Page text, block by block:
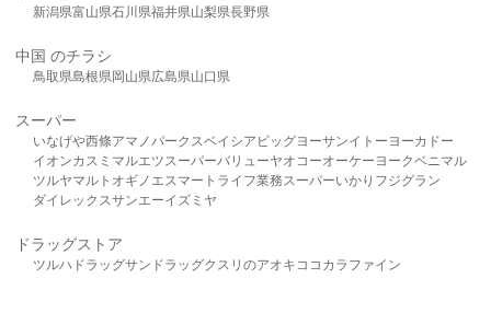
新潟県富山県石川県福井県山梨県長野県
中国 のチラシ
鳥取県島根県岡山県広島県山口県
スーパー
いなげや西條アマノパークスベイシア ビッグヨーサンイトーヨーカドー
イオンカスミ マルエツスーパーバリューヤオコーオーケー ヨークベニマル
ツルヤマルト オギノ エスマート ライフ業務スーパーいかり フジグラン
ダイレックスサンエーイズミヤ
ドラッグストア
ツルハドラッグサンドラッグクスリのアオキ ココカラファイン